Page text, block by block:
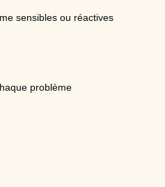
sensibles ou réactives
problème